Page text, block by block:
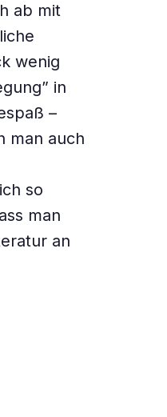
ab mit
wenig
in
–
man auch
so
man
an